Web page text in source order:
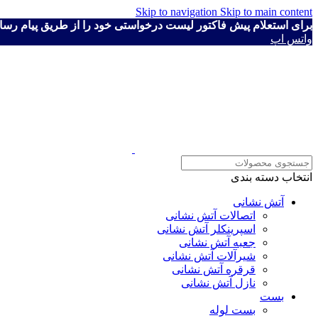
Skip to navigation Skip to main content
برای استعلام پیش فاکتور لیست درخواستی خود را از طریق پیام رسان ها به شماره
واتس اپ
انتخاب دسته بندی
آتش نشانی
اتصالات آتش نشانی
اسپرینکلر آتش نشانی
جعبه آتش نشانی
شیرآلات آتش نشانی
قرقره آتش نشانی
نازل آتش نشانی
بست
بست لوله